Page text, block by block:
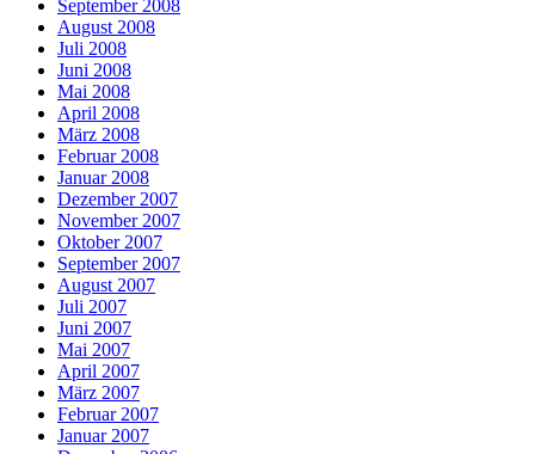
September 2008
August 2008
Juli 2008
Juni 2008
Mai 2008
April 2008
März 2008
Februar 2008
Januar 2008
Dezember 2007
November 2007
Oktober 2007
September 2007
August 2007
Juli 2007
Juni 2007
Mai 2007
April 2007
März 2007
Februar 2007
Januar 2007